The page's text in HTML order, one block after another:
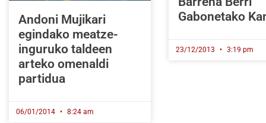
Andoni Mujikari
egindako meatze-
inguruko taldeen
arteko omenaldi
partidua
06/01/2014 8:24 am
Gabonetako
23/12/2013 3:19 pm